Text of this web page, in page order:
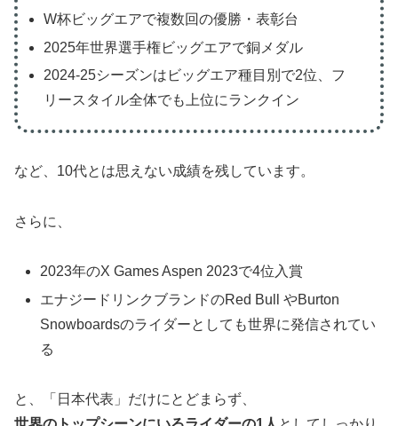
W杯ビッグエアで複数回の優勝・表彰台
2025年世界選手権ビッグエアで銅メダル
2024-25シーズンはビッグエア種目別で2位、フ
リースタイル全体でも上位にランクイン
など、10代とは思えない成績を残しています。
さらに、
2023年のX Games Aspen 2023で4位入賞
エナジードリンクブランドのRed Bull やBurton
Snowboardsのライダーとしても世界に発信されてい
る
と、「日本代表」だけにとどまらず、